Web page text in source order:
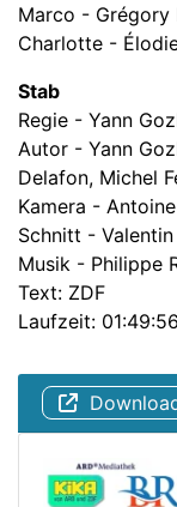
Marco - Grégory
Charlotte -
Stab
Regie - Yann
Autor - Yann
Delafon, Michel
Kamera -
Schnitt - Valentin
Musik - Philippe
Text: ZDF
Laufzeit: 01:49:56